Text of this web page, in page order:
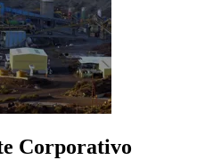
Corporativo